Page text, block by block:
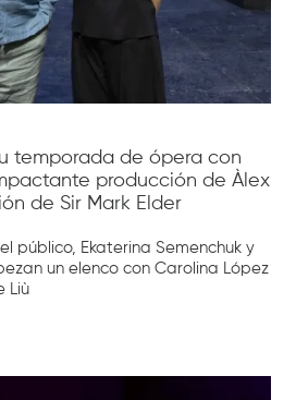
temporada de ópera con
producción de Àlex
de Sir Mark Elder
público, Ekaterina Semenchuk y
un elenco con Carolina López
Liù